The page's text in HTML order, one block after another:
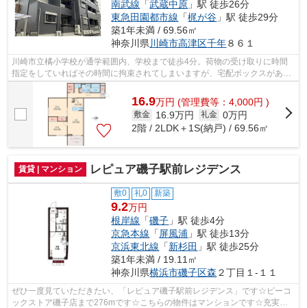
南武線 「武蔵中原 」駅 徒歩26分
東急田園都市線 「梶が谷 」駅 徒歩29分
築1年未満 / 69.56㎡
神奈川県 川崎市高津区千年８６１
川崎市立橘小学校が通学範囲内、学校まで徒歩4分。荷物の受け取りに時間
指定をしていればその時間に拘束されてしまいますが、宅配ボックスがある
ので時間を気にする必要がなくなります...
16.9万円 (管理費等：4,000円 )
敷金 16.9万円 礼金 0万円
2階 / 2LDK＋1S(納戸) / 69.56㎡
賃貸 | マンション レピュア磯子駅前レジデンス
敷0 礼0 新築
9.2万円
根岸線 「磯子 」駅 徒歩4分
京急本線 「 屏風浦 」駅 徒歩13分
京浜東北線 「新杉田 」駅 徒歩25分
築1年未満 / 19.11㎡
神奈川県横浜市磯子区森 ２丁目１-１１
ぜひ一度見ていただきたい、「レピュア磯子駅前レジデンス」です☆ピーコ
ックストア磯子店まで276mです☆こちらの物件はマンションです☆充実の